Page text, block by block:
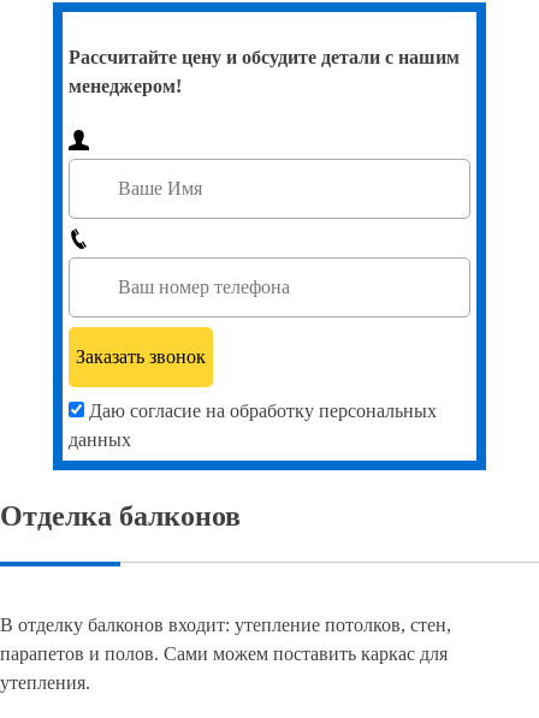
Рассчитайте цену и обсудите детали с нашим
менеджером!
Даю согласие на обработку персональных
данных
Отделка балконов
В отделку балконов входит: утепление потолков, стен,
парапетов и полов. Сами можем поставить каркас для
утепления.